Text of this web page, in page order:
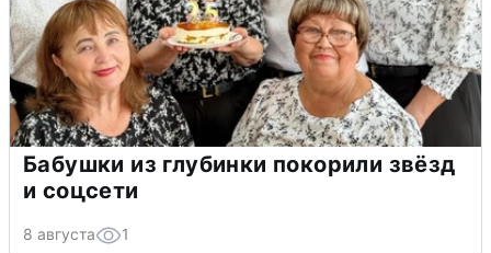
Бабушки из глубинки покорили звёзд
и соцсети
8 августа 1